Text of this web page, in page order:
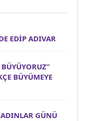
EDİP ADIVAR
BÜYÜMEYE
GÜNÜ